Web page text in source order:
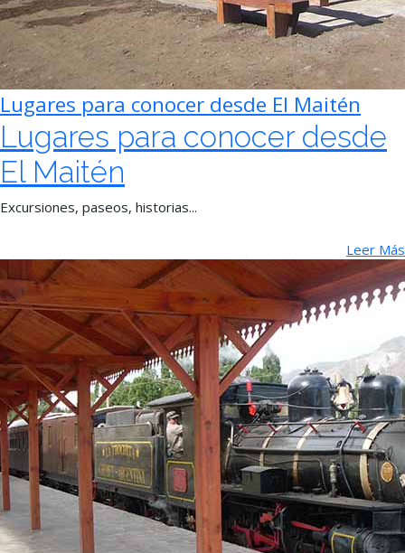
Lugares para conocer desde El Maitén
Lugares para conocer desde
El Maitén
Excursiones, paseos, historias...
Leer Más